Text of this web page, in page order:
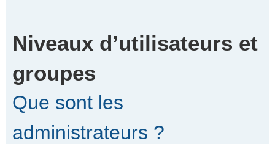
Niveaux d’utilisateurs et
groupes
Que sont les
administrateurs ?